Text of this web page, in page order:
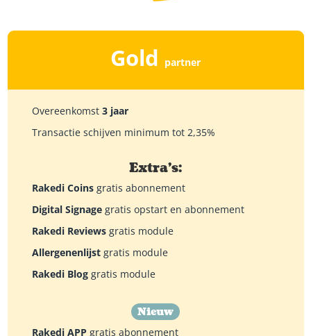
Gold partner
Overeenkomst 3 jaar
Transactie schijven minimum tot 2,35%
Extra's:
Rakedi Coinsgratis abonnement
Digital Signagegratis opstart en abonnement
Rakedi Reviewsgratis module
Allergenenlijstgratis module
Rakedi Bloggratis module
Nieuw
Rakedi APP gratis abonnement